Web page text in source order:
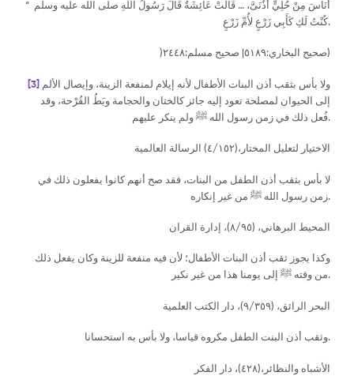
أَنَاسَ مِنْ حُلِيٍّ أُذُنَىَّ، … قَالَتْ عَائِشَةُ قَالَ رَسُولُ اللَّهِ صلى الله عليه وسلم ‏ “‏
كُنْتُ لَكِ كَأَبِي زَرْعٍ لأُمِّ زَرْعٍ.
)صحيح البخاري:٥١٨٩| صحيح مسلم:٢٤٤٨)
[3] ولا بأس بثقب أذن البنات الأطفال لأنه إيلام لمنفعة الزينة، وإيصال الألم
إلى الحيوان لمصلحة تعود إليه جائز كالختان والحجامة وبَطُ القُرْحة، وقد
فُعل ذلك في زمن رسول الله ﷺ ولم ينكر عليهم.
الاختيار لتعليل المختار،(٤/١٥٢) الرسالة العالمية
لا بأس بثقب أذن الطفل من البنات، فقد صح أنهم كانوا يفعلون ذلك في
زمن رسول الله ﷺ من غير إنكاره.
المحيط البرهاني، (٨/٩٥)، إدارة القران
وكذا يجوز ثقب أذن البنات الأطفال؛ لأن فيه منفعة للزينة وكان يفعل ذلك
من وقته ﷺ إلى يومنا هذا من غير نكير.
البحر الرائق، (٩/٣٥٩)، دار الكتب العلمية
وثقب أذن البنت الطفل مكروه قياسا، ولا بأس به استحسانا.
الأشباه والنظائر،(٤٢٨)، دار الفكر